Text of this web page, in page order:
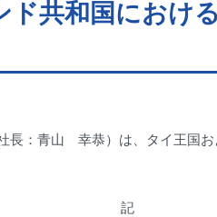
ド共和国におけ
長：青山 幸恭）は、タイ王国お
記